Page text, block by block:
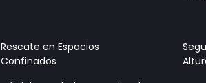
Rescate en Espacios
Confinados